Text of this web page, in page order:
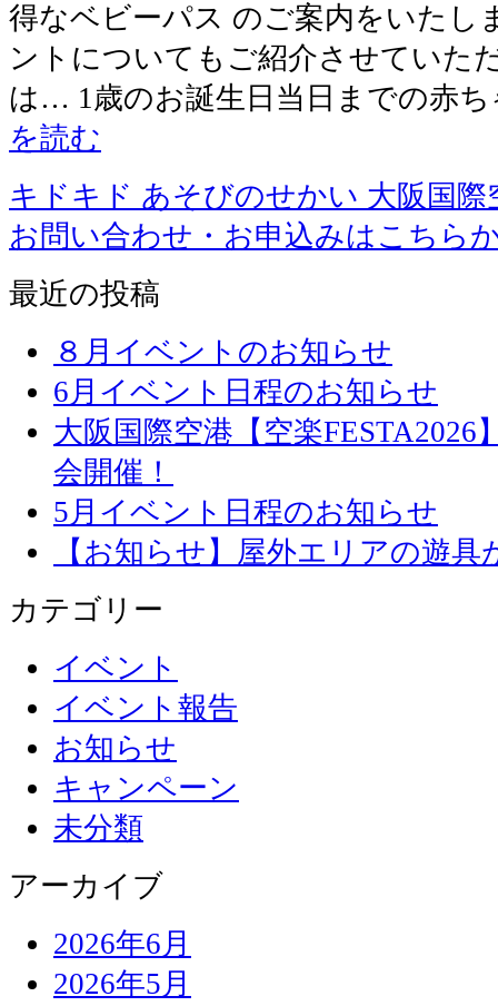
得なベビーパス のご案内をいたし
ントについてもご紹介させていた
は… 1歳のお誕生日当日までの赤
を読む
キドキド あそびのせかい 大阪国際
お問い合わせ・お申込みはこちら
最近の投稿
８月イベントのお知らせ
6月イベント日程のお知らせ
大阪国際空港【空楽
会開催！
5月イベント日程のお知らせ
【お知らせ】屋外エリアの遊
カテゴリー
イベント
イベント報告
お知らせ
キャンペーン
未分類
アーカイブ
2026年6月
2026年5月